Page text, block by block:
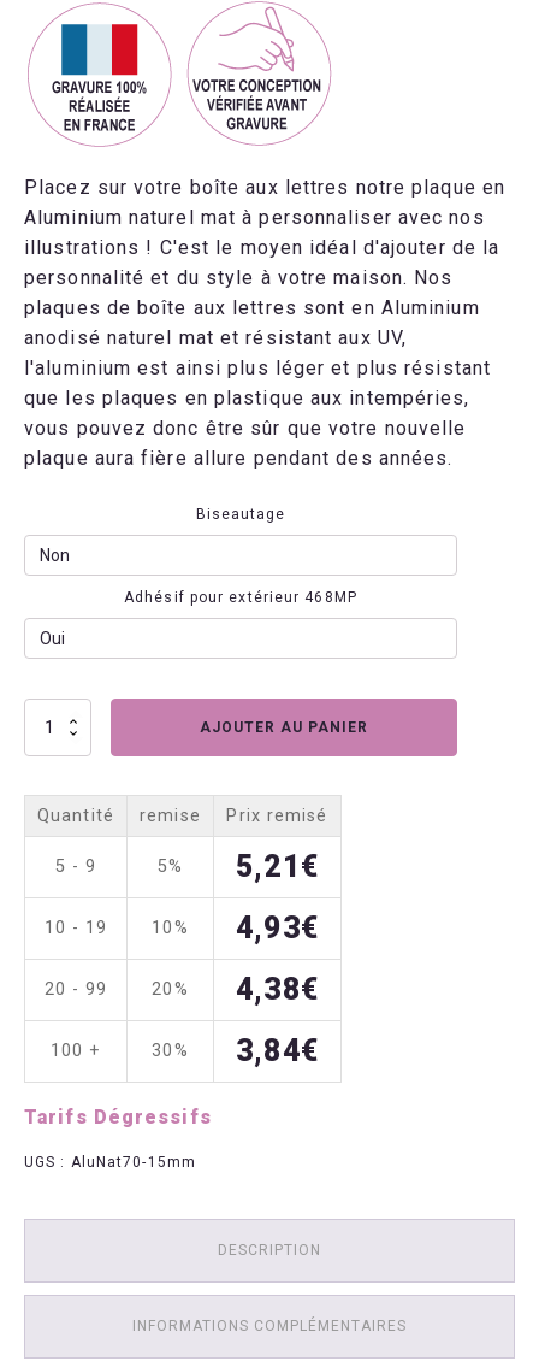
Placez sur votre boîte aux lettres notre plaque en
Aluminium naturel mat à personnaliser avec nos
illustrations ! C'est le moyen idéal d'ajouter de la
personnalité et du style à votre maison. Nos
plaques de boîte aux lettres sont en Aluminium
anodisé naturel mat et résistant aux UV,
l'aluminium est ainsi plus léger et plus résistant
que les plaques en plastique aux intempéries,
vous pouvez donc être sûr que votre nouvelle
plaque aura fière allure pendant des années.
Biseautage
Adhésif pour extérieur 468MP
quantité
aux
Aluminium
AJOUTER AU PANIER
Quantité remise Prix remisé
5 - 9 5% 5,21€
10 - 19 10% 4,93€
20 - 99 20% 4,38€
100 + 30% 3,84€
Tarifs Dégressifs
UGS : AluNat70-15mm
DESCRIPTION
INFORMATIONS COMPLÉMENTAIRES